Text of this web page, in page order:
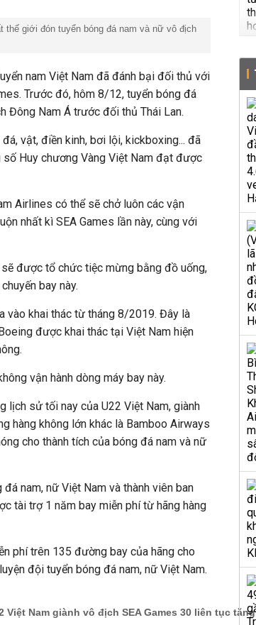
thế giới đón tuyển bóng đá nam và nữ vô địch
nam Việt Nam đã đánh bại đối thủ với
Trước đó, hôm 8/12, tuyển bóng đá
Đông Nam Á trước đối thủ Thái Lan.
vật, điền kinh, bơi lội, kickboxing... đã
Huy chương Vàng Việt Nam đạt được
Airlines có thể sẽ chở luôn các vận
nhất kì SEA Games lần này, cùng với
được tổ chức tiệc mừng bằng đồ uống,
bay này.
khai thác từ tháng 8/2019. Đây là
được khai thác tại Việt Nam hiện
vận hành dòng máy bay này.
lịch sử tối nay của U22 Việt Nam, giành
hàng không lớn khác là Bamboo Airways
cho thành tích của bóng đá nam và nữ
nam, nữ Việt Nam và thành viên ban
tài trợ 1 năm bay miễn phí từ hãng hàng
phí trên 135 đường bay của hãng cho
đội tuyển bóng đá nam, nữ Việt Nam.